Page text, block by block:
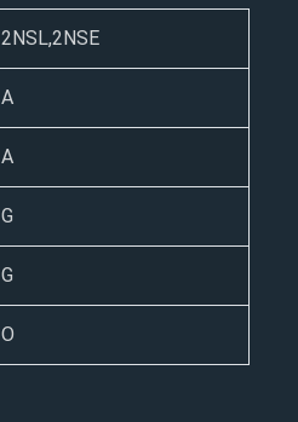
2NSL,2NSE
A
A
G
G
O